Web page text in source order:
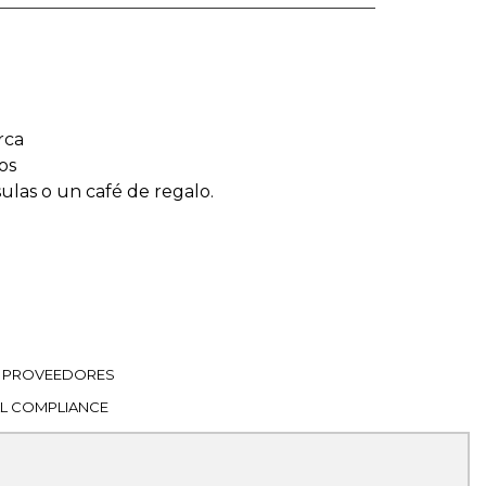
o un café de regalo.
PROVEEDORES
COMPLIANCE